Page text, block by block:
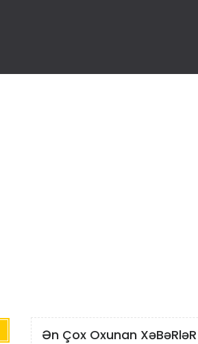
Ən Çox Oxunan XəBəRləR